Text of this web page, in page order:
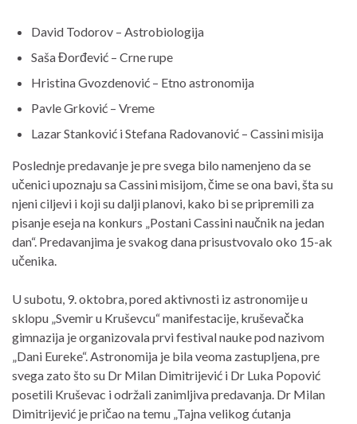
David Todorov – Astrobiologija
Saša Đorđević – Crne rupe
Hristina Gvozdenović – Etno astronomija
Pavle Grković – Vreme
Lazar Stanković i Stefana Radovanović – Cassini misija
Poslednje predavanje je pre svega bilo namenjeno da se
učenici upoznaju sa Cassini misijom, čime se ona bavi, šta su
njeni ciljevi i koji su dalji planovi, kako bi se pripremili za
pisanje eseja na konkurs „Postani Cassini naučnik na jedan
dan“. Predavanjima je svakog dana prisustvovalo oko 15-ak
učenika.
U subotu, 9. oktobra, pored aktivnosti iz astronomije u
sklopu „Svemir u Kruševcu“ manifestacije, kruševačka
gimnazija je organizovala prvi festival nauke pod nazivom
„Dani Eureke“. Astronomija je bila veoma zastupljena, pre
svega zato što su Dr Milan Dimitrijević i Dr Luka Popović
posetili Kruševac i održali zanimljiva predavanja. Dr Milan
Dimitrijević je pričao na temu „Tajna velikog ćutanja